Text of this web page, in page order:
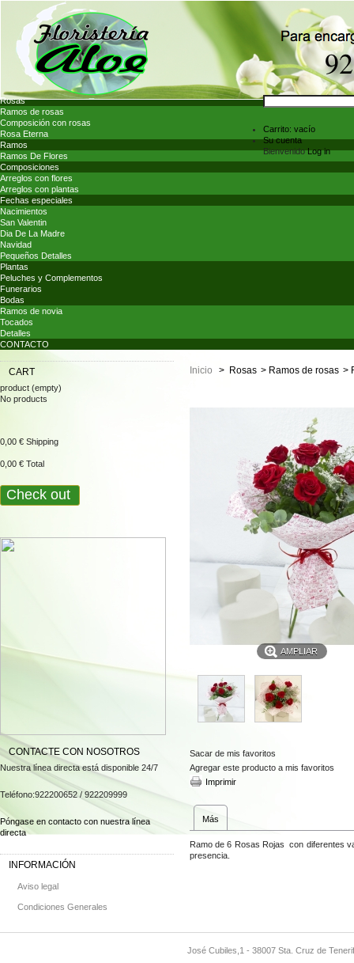
Carrito: vacío
Su cuenta
BienvenidoLog in
Rosas
Ramos de rosas
Composición con rosas
Rosa Eterna
Ramos
Ramos De Flores
Composiciones
Arreglos con flores
Arreglos con plantas
Fechas especiales
Nacimientos
San Valentin
Dia De La Madre
Navidad
Pequeños Detalles
Plantas
Peluches y Complementos
Funerarios
Bodas
Ramos de novia
Tocados
Detalles
CONTACTO
CART
product (empty)
No products
0,00 € Shipping
0,00 € Total
Check out
CONTACTE CON NOSOTROS
Nuestra línea directa está disponible 24/7
Teléfono:922200652 / 922209999
Póngase en contacto con nuestra línea
directa
INFORMACIÓN
Aviso legal
Condiciones Generales
Inicio > Rosas > Ramos de rosas >
AMPLIAR
Sacar de mis favoritos
Agregar este producto a mis favoritos
Imprimir
Más
Ramo de 6 Rosas Rojas con diferentes
presencia.
José Cubiles,1 - 38007 Sta. Cruz de